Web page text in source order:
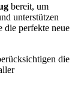
bereit, um
unterstützen
die perfekte neue
die